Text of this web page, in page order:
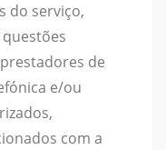
do serviço,
de
e/ou
com a